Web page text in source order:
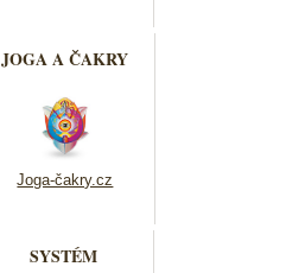
JOGA A ČAKRY
Joga-čakry.cz
SYSTÉM